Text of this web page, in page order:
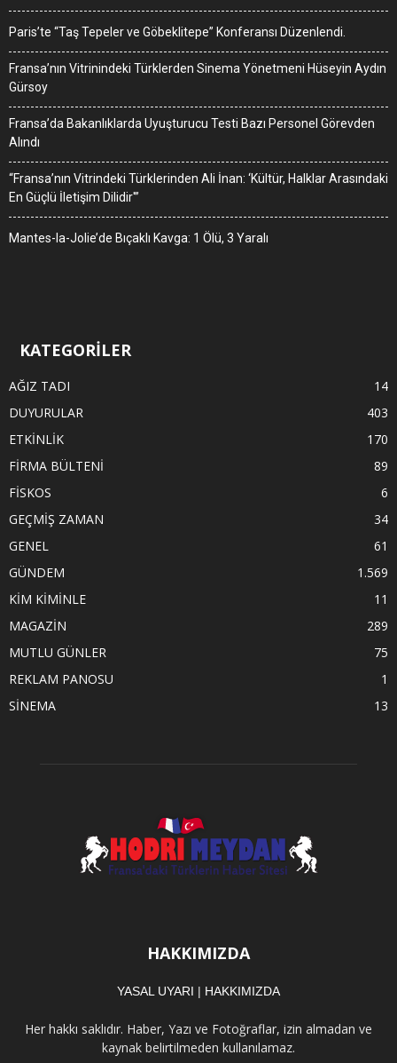
Paris’te “Taş Tepeler ve Göbeklitepe” Konferansı Düzenlendi.
Fransa’nın Vitrinindeki Türklerden Sinema Yönetmeni Hüseyin Aydın
Gürsoy
Fransa’da Bakanlıklarda Uyuşturucu Testi Bazı Personel Görevden
Alındı
“Fransa’nın Vitrindeki Türklerinden Ali İnan: ‘Kültür, Halklar Arasındaki
En Güçlü İletişim Dilidir'”
Mantes-la-Jolie’de Bıçaklı Kavga: 1 Ölü, 3 Yaralı
KATEGORİLER
AĞIZ TADI
14
DUYURULAR
403
ETKİNLİK
170
FİRMA BÜLTENİ
89
FİSKOS
6
GEÇMİŞ ZAMAN
34
GENEL
61
GÜNDEM
1.569
KİM KİMİNLE
11
MAGAZİN
289
MUTLU GÜNLER
75
REKLAM PANOSU
1
SİNEMA
13
HAKKIMIZDA
YASAL UYARI | HAKKIMIZDA
Her hakkı saklıdır. Haber, Yazı ve Fotoğraflar, izin almadan ve
kaynak belirtilmeden kullanılamaz.